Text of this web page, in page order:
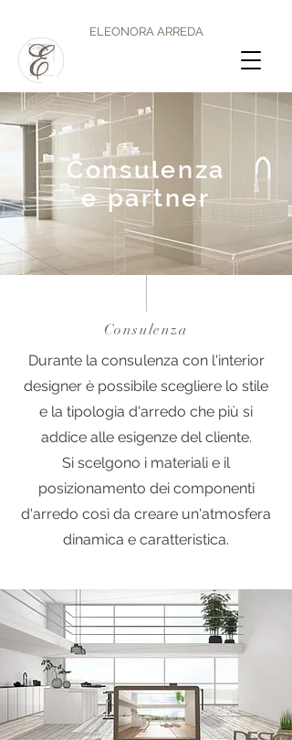
ELEONORA ARREDA
Consulenza
e partner
Consulenza
Durante la consulenza con l'interior
designer è possibile scegliere lo stile
e la tipologia d'arredo che più si
addice alle esigenze del cliente.
Si scelgono i materiali e il
posizionamento dei componenti
d'arredo così da creare un'atmosfera
dinamica e caratteristica.